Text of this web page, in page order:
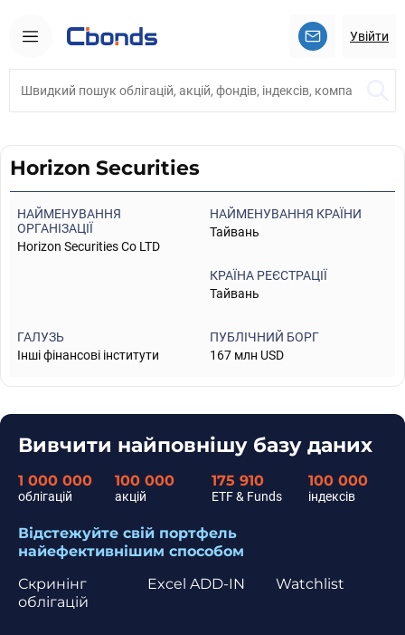
Увійти
Horizon Securities
НАЙМЕНУВАННЯ
ОРГАНІЗАЦІЇ
Horizon Securities Co LTD
НАЙМЕНУВАННЯ КРАЇНИ
Тайвань
КРАЇНА РЕЄСТРАЦІЇ
Тайвань
ГАЛУЗЬ
Інші фінансові інститути
ПУБЛІЧНИЙ БОРГ
167 млн USD
Вивчити найповнішу базу даних
1 000 000
облігацій
100 000
акцій
175 910
ETF & Funds
100 000
індексів
Відстежуйте свій портфель
найефективнішим способом
Скринінг
облігацій
Watchlist
Excel ADD-IN